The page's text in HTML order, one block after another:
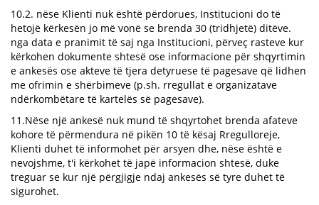
10.2. nëse Klienti nuk është përdorues, Institucioni do të
hetojë kërkesën jo më vonë se brenda 30 (tridhjetë) ditëve.
nga data e pranimit të saj nga Institucioni, përveç rasteve kur
kërkohen dokumente shtesë ose informacione për shqyrtimin
e ankesës ose akteve të tjera detyruese të pagesave që lidhen
me ofrimin e shërbimeve (p.sh. rregullat e organizatave
ndërkombëtare të kartelës së pagesave).
11.Nëse një ankesë nuk mund të shqyrtohet brenda afateve
kohore të përmendura në pikën 10 të kësaj Rregulloreje,
Klienti duhet të informohet për arsyen dhe, nëse është e
nevojshme, t'i kërkohet të japë informacion shtesë, duke
treguar se kur një përgjigje ndaj ankesës së tyre duhet të
sigurohet.